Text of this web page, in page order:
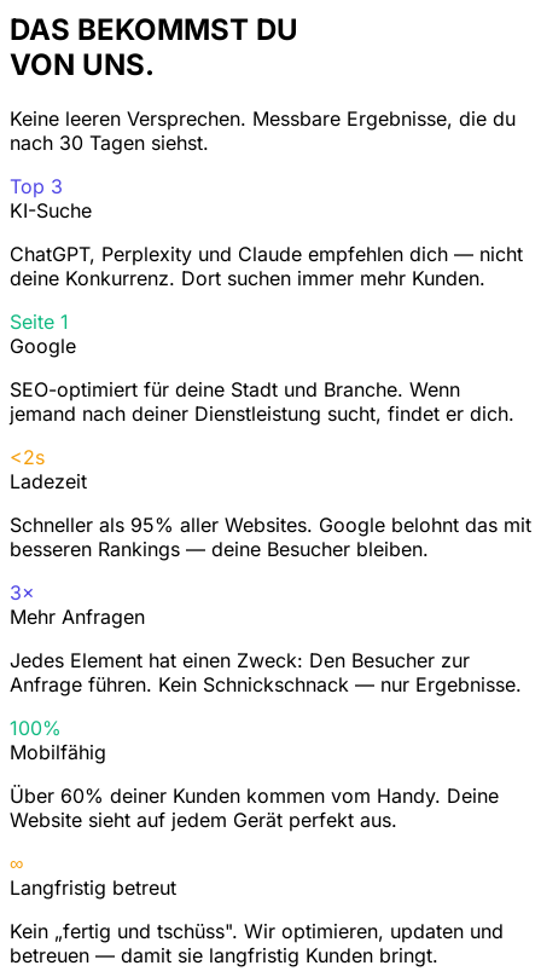
DAS BEKOMMST DU
VON UNS.
Keine leeren Versprechen. Messbare Ergebnisse, die du
nach 30 Tagen siehst.
Top 3
KI-Suche
ChatGPT, Perplexity und Claude empfehlen dich — nicht
deine Konkurrenz. Dort suchen immer mehr Kunden.
Seite 1
Google
SEO-optimiert für deine Stadt und Branche. Wenn
jemand nach deiner Dienstleistung sucht, findet er dich.
<2s
Ladezeit
Schneller als 95% aller Websites. Google belohnt das mit
besseren Rankings — deine Besucher bleiben.
3×
Mehr Anfragen
Jedes Element hat einen Zweck: Den Besucher zur
Anfrage führen. Kein Schnickschnack — nur Ergebnisse.
100%
Mobilfähig
Über 60% deiner Kunden kommen vom Handy. Deine
Website sieht auf jedem Gerät perfekt aus.
∞
Langfristig betreut
Kein „fertig und tschüss". Wir optimieren, updaten und
betreuen — damit sie langfristig Kunden bringt.